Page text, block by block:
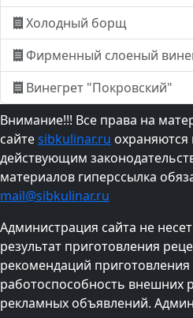
Холодный борщ
Фирменный слоеный
Винегрет "Покровский"
Внимание!!! Все права на
сайтеsibkulinar.ru охраняются
действующим
материалов гиперссылка
mail@sibkulinar.ru
Администрация сайта не
результат приготовления
рекомендаций
работоспособность внешних
рекламных объявлений.